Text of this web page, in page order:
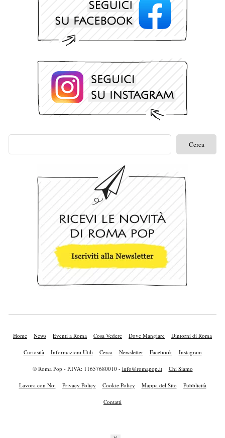
Home News Eventi a Roma Cosa Vedere Dove Mangiare Dintorni di Roma
Curiosità Informazioni Utili Cerca Newsletter Facebook Instagram
© Roma Pop - P.IVA: 11657680010 - info@romapop.it Chi Siamo
Lavora con Noi Privacy Policy Cookie Policy Mappa del Sito Pubblicità
Contatti